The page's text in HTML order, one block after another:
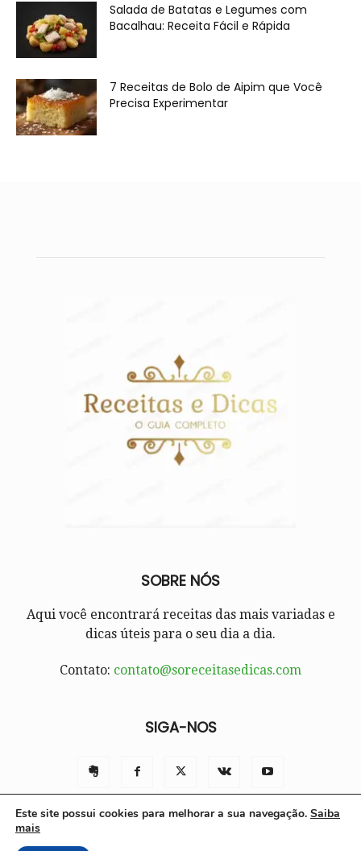
Salada de Batatas e Legumes com
Bacalhau: Receita Fácil e Rápida
7 Receitas de Bolo de Aipim que Você
Precisa Experimentar
SOBRE NÓS
Aqui você encontrará receitas das mais variadas e
dicas úteis para o seu dia a dia.
Contato: contato@soreceitasedicas.com
SIGA-NOS
Este site possui cookies para melhorar a sua navegação. Saiba
mais